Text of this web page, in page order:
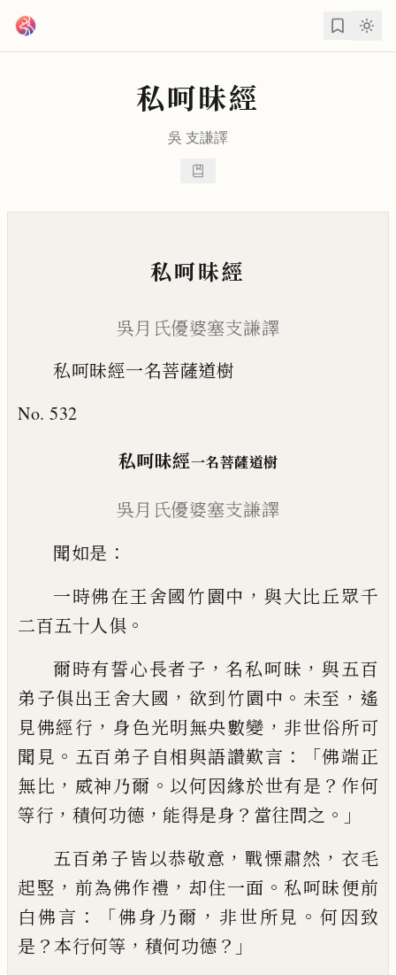
私呵昧經
吳 支謙譯
私呵昧經
吳月氏優婆塞支謙譯
私呵昧經一名菩薩道樹
No. 532
私呵昧經一名菩薩道樹
吳月氏優婆塞支謙譯
聞如是 ：
一時佛在王舍國竹園中 ， 與大比丘眾千
二百五十人俱 。
爾時有誓心長者子 ，名私呵昧 ，與五百
弟子俱出王舍大國 ， 欲到竹園中 。 未至 ， 遙
見佛經行 ， 身色光明無央數變 ， 非世俗所可
聞見 。 五百弟子自相與語讚歎言 ：「佛端正
無比 ， 威神乃爾 。 以何因緣於世有是 ？ 作何
等行 ， 積何功德 ， 能得是身 ？ 當往問之 。」
五百弟子皆以恭敬意 ，戰慄肅然 ， 衣毛
起竪 ， 前為佛作禮 ， 却住一面 。 私呵昧便前
白佛言 ：「佛身乃爾 ， 非世所見 。 何因致
是 ？本行何等 ， 積何功德 ？」